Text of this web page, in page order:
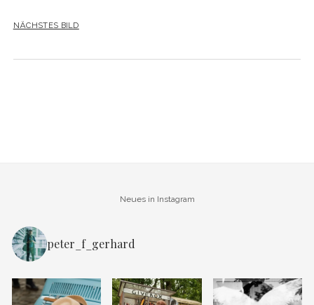
NÄCHSTES BILD
Neues in Instagram
peter_f_gerhard